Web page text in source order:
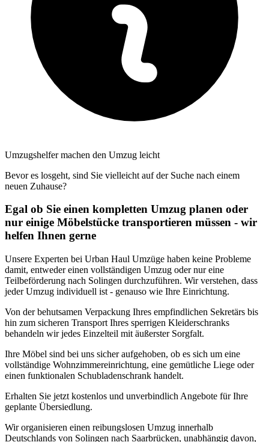
Umzugshelfer machen den Umzug leicht
Bevor es losgeht, sind Sie vielleicht auf der Suche nach einem
neuen Zuhause?
Egal ob Sie einen kompletten Umzug planen oder
nur einige Möbelstücke transportieren müssen - wir
helfen Ihnen gerne
Unsere Experten bei Urban Haul Umzüge haben keine Probleme
damit, entweder einen vollständigen Umzug oder nur eine
Teilbeförderung nach Solingen durchzuführen. Wir verstehen, dass
jeder Umzug individuell ist - genauso wie Ihre Einrichtung.
Von der behutsamen Verpackung Ihres empfindlichen Sekretärs bis
hin zum sicheren Transport Ihres sperrigen Kleiderschranks
behandeln wir jedes Einzelteil mit äußerster Sorgfalt.
Ihre Möbel sind bei uns sicher aufgehoben, ob es sich um eine
vollständige Wohnzimmereinrichtung, eine gemütliche Liege oder
einen funktionalen Schubladenschrank handelt.
Erhalten Sie jetzt kostenlos und unverbindlich Angebote für Ihre
geplante Übersiedlung.
Wir organisieren einen reibungslosen Umzug innerhalb
Deutschlands von Solingen nach Saarbrücken, unabhängig davon,